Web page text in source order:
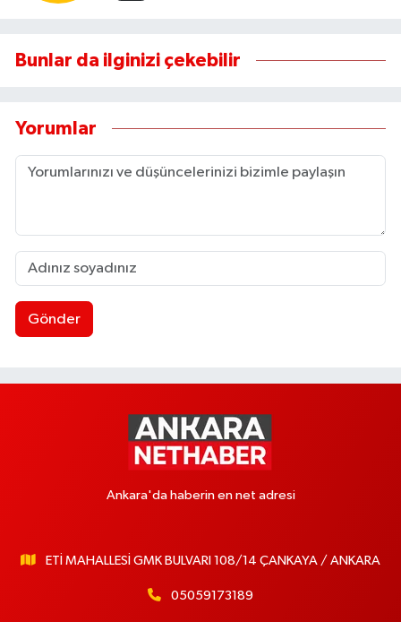
Bunlar da ilginizi çekebilir
Yorumlar
Gönder
Ankara'da haberin en net adresi
ETİ MAHALLESİ GMK BULVARI 108/14 ÇANKAYA / ANKARA
05059173189